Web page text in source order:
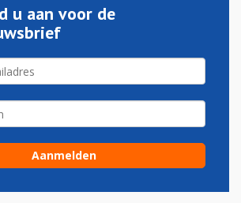
u aan voor de